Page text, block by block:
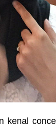
kenal